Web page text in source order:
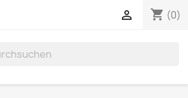
shopping_cart (0)
